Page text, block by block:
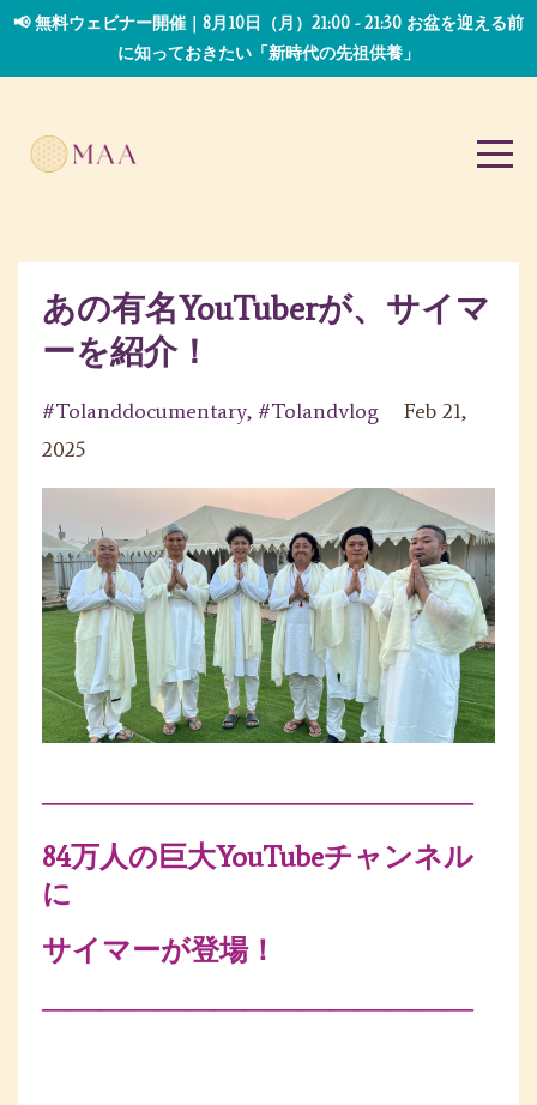
📢 無料ウェビナー開催｜8月10日（月）21:00 - 21:30 お盆を迎える前
に知っておきたい「新時代の先祖供養」
あの有名YouTuberが、サイマ
ーを紹介！
#tolanddocumentary #tolandvlog
Feb 21,
2025
―――――――――――――――
84万人の巨大YouTubeチャンネル
に
サイマーが登場！
―――――――――――――――